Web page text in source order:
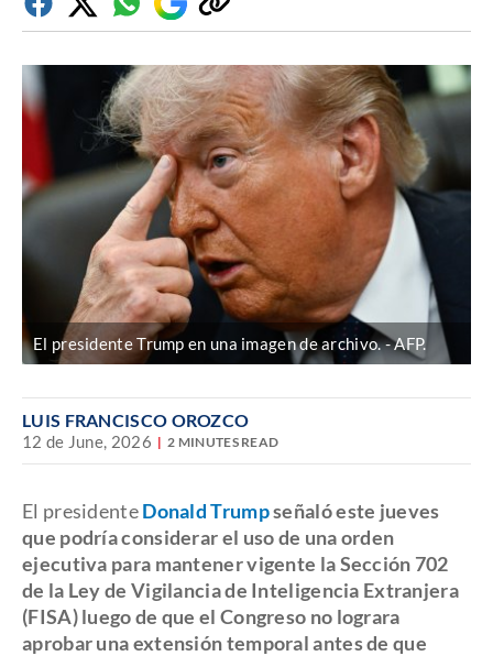
FacebookTwitterWhatsapp
Google
Discover
Copiar
enlace
El presidente Trump en una imagen de archivo. AFP.
LUIS FRANCISCO OROZCO
12 de June, 2026 2 MINUTES READ
El presidenteDonald Trumpseñaló este jueves
que podría considerar el uso de una orden
ejecutiva para mantener vigente la Sección 702
de la Ley de Vigilancia de Inteligencia Extranjera
(FISA) luego de que el Congreso no lograra
aprobar una extensión temporal antes de que